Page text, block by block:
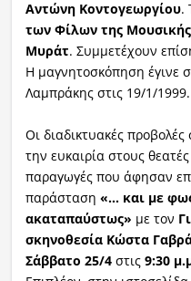
Αντώνη Κοντογεωργίου.
των Φίλων της Μουσικής
Μυράτ. Συμμετέχουν
Η μαγνητοσκόπηση έγινε
Λαμπράκης στις 19/1/1999.
Οι διαδικτυακές
την ευκαιρία στους
παραγωγές που άφησαν
παράσταση «… και με
ακαταπαύστως» με τον
σκηνοθεσία Κώστα
Σάββατο 25/4 στις9:30